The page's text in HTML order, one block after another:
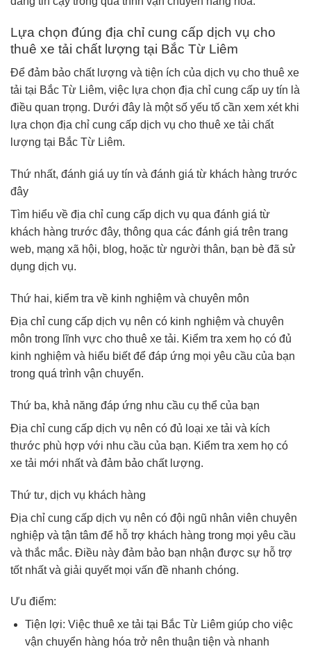
Lựa chọn đúng địa chỉ cung cấp dịch vụ cho
thuê xe tải chất lượng tại Bắc Từ Liêm
Để đảm bảo chất lượng và tiện ích của dịch vụ cho thuê xe
tải tại Bắc Từ Liêm, việc lựa chọn địa chỉ cung cấp uy tín là
điều quan trọng. Dưới đây là một số yếu tố cần xem xét khi
lựa chọn địa chỉ cung cấp dịch vụ cho thuê xe tải chất
lượng tại Bắc Từ Liêm.
Thứ nhất, đánh giá uy tín và đánh giá từ khách hàng trước
đây
Tìm hiểu về địa chỉ cung cấp dịch vụ qua đánh giá từ
khách hàng trước đây, thông qua các đánh giá trên trang
web, mạng xã hội, blog, hoặc từ người thân, bạn bè đã sử
dụng dịch vụ.
Thứ hai, kiểm tra về kinh nghiệm và chuyên môn
Địa chỉ cung cấp dịch vụ nên có kinh nghiệm và chuyên
môn trong lĩnh vực cho thuê xe tải. Kiểm tra xem họ có đủ
kinh nghiệm và hiểu biết để đáp ứng mọi yêu cầu của bạn
trong quá trình vận chuyển.
Thứ ba, khả năng đáp ứng nhu cầu cụ thể của bạn
Địa chỉ cung cấp dịch vụ nên có đủ loại xe tải và kích
thước phù hợp với nhu cầu của bạn. Kiểm tra xem họ có
xe tải mới nhất và đảm bảo chất lượng.
Thứ tư, dịch vụ khách hàng
Địa chỉ cung cấp dịch vụ nên có đội ngũ nhân viên chuyên
nghiệp và tận tâm để hỗ trợ khách hàng trong mọi yêu cầu
và thắc mắc. Điều này đảm bảo bạn nhận được sự hỗ trợ
tốt nhất và giải quyết mọi vấn đề nhanh chóng.
Ưu điểm:
Tiện lợi: Việc thuê xe tải tại Bắc Từ Liêm giúp cho việc
vận chuyển hàng hóa trở nên thuận tiện và nhanh